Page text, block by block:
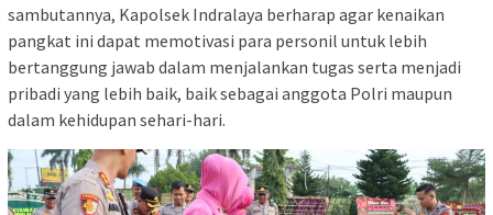
sambutannya, Kapolsek Indralaya berharap agar kenaikan
pangkat ini dapat memotivasi para personil untuk lebih
bertanggung jawab dalam menjalankan tugas serta menjadi
pribadi yang lebih baik, baik sebagai anggota Polri maupun
dalam kehidupan sehari-hari.